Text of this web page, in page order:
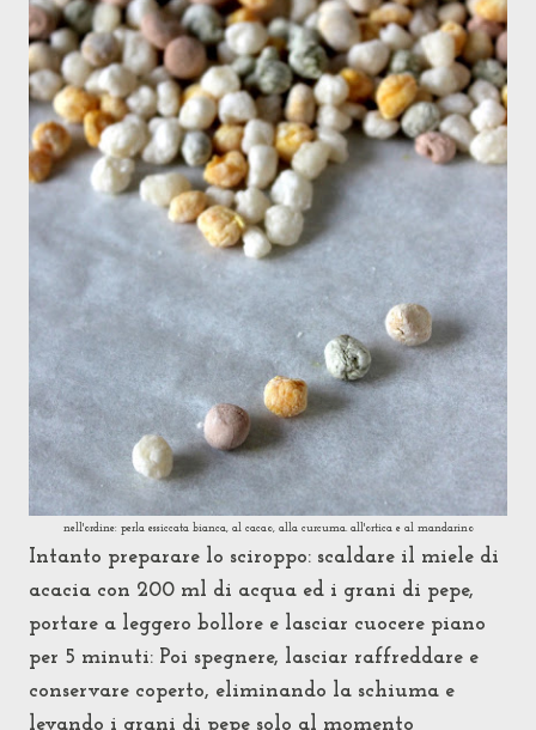
nell'ordine: perla essiccata bianca, al cacao, alla curcuma. all'ortica e al mandarino
Intanto preparare lo sciroppo: scaldare il miele di
acacia con 200 ml di acqua ed i grani di pepe,
portare a leggero bollore e lasciar cuocere piano
per 5 minuti: Poi spegnere, lasciar raffreddare e
conservare coperto, eliminando la schiuma e
levando i grani di pepe solo al momento